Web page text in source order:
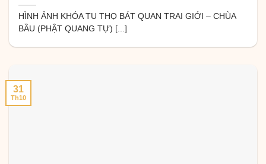
HÌNH ẢNH KHÓA TU THỌ BÁT QUAN TRAI GIỚI – CHÙA
BẦU (PHẬT QUANG TỰ) [...]
31
Th10